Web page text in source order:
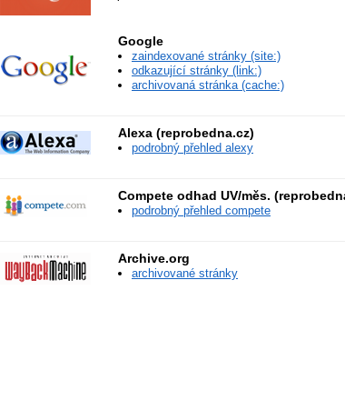
Google
zaindexované stránky (site:)
odkazující stránky (link:)
archivovaná stránka (cache:)
Alexa (reprobedna.cz)
podrobný přehled alexy
Compete odhad UV/měs.
podrobný přehled compete
Archive.org
archivované stránky